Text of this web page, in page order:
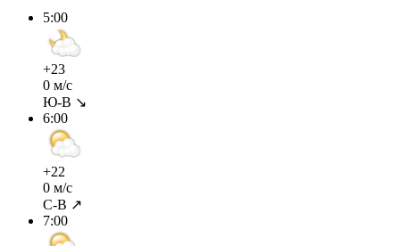
5:00
+23
0 м/с
Ю-В ↘
6:00
+22
0 м/с
С-В ↗
7:00